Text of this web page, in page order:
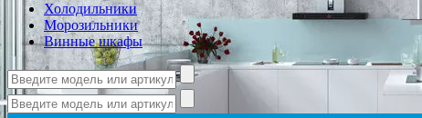
Холодильники
Морозильники
Винные шкафы